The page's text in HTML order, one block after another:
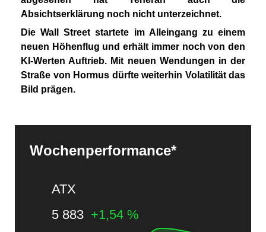
Absichtserklärung noch nicht unterzeichnet.
Die Wall Street startete im Alleingang zu einem
neuen Höhenflug und erhält immer noch von den
KI-Werten Auftrieb. Mit neuen Wendungen in der
Straße von Hormus dürfte weiterhin Volatilität das
Bild prägen.
Wochenperformance*
ATX
5 883 +1,54 %